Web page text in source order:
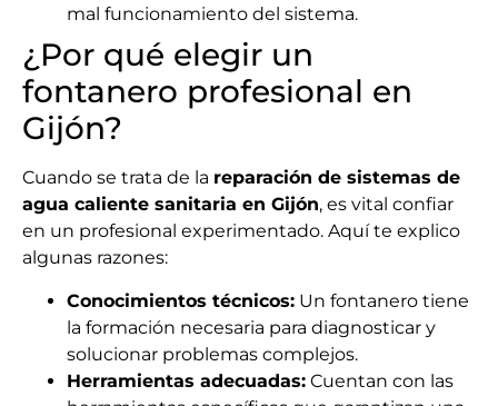
mal funcionamiento del sistema.
¿Por qué elegir un
fontanero profesional en
Gijón?
Cuando se trata de la reparación de sistemas de
agua caliente sanitaria en Gijón, es vital confiar
en un profesional experimentado. Aquí te explico
algunas razones:
Conocimientos técnicos: Un fontanero tiene
la formación necesaria para diagnosticar y
solucionar problemas complejos.
Herramientas adecuadas: Cuentan con las